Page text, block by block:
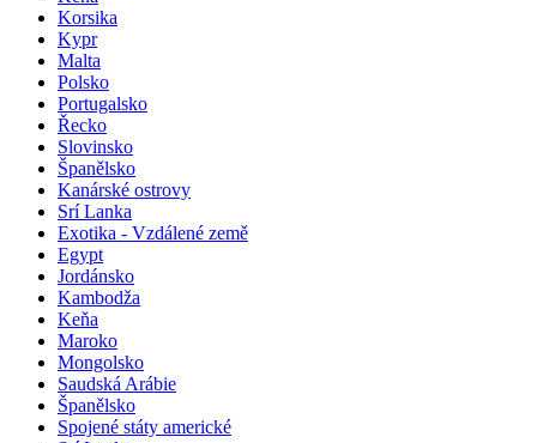
Keňa
Korsika
Kypr
Malta
Polsko
Portugalsko
Řecko
Slovinsko
Španělsko
Kanárské ostrovy
Srí Lanka
Exotika - Vzdálené země
Egypt
Jordánsko
Kambodža
Keňa
Maroko
Mongolsko
Saudská Arábie
Španělsko